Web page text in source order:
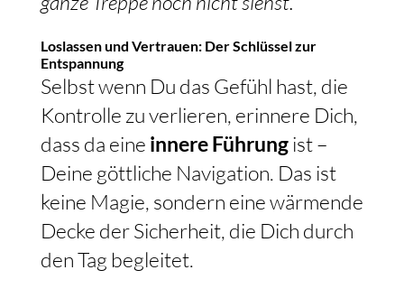
Loslassen und Vertrauen: Der Schlüssel zur
Entspannung
Selbst wenn Du das Gefühl hast, die
Kontrolle zu verlieren, erinnere Dich,
dass da eine innere Führungist –
Deine göttliche Navigation. Das ist
keine Magie, sondern eine wärmende
Decke der Sicherheit, die Dich durch
den Tag begleitet.